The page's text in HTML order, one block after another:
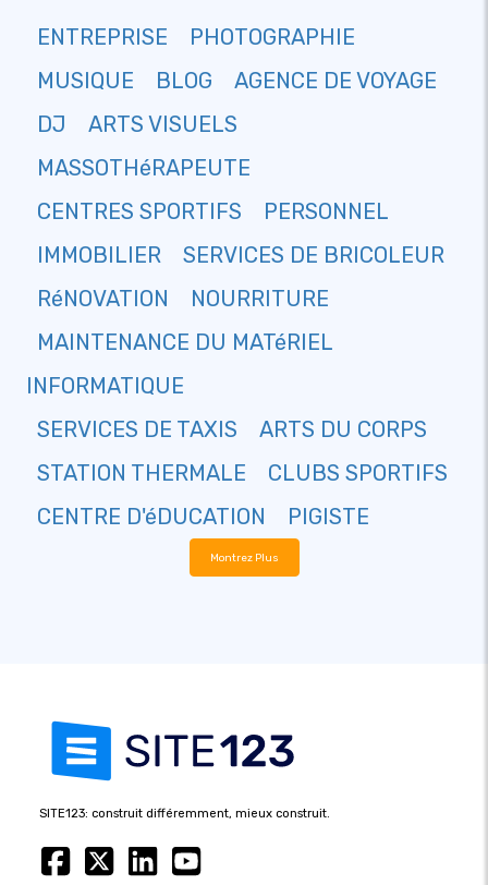
ENTREPRISE
PHOTOGRAPHIE
MUSIQUE
BLOG
AGENCE DE VOYAGE
DJ
ARTS VISUELS
MASSOTHéRAPEUTE
CENTRES SPORTIFS
PERSONNEL
IMMOBILIER
SERVICES DE BRICOLEUR
RéNOVATION
NOURRITURE
MAINTENANCE DU MATéRIEL
INFORMATIQUE
SERVICES DE TAXIS
ARTS DU CORPS
STATION THERMALE
CLUBS SPORTIFS
CENTRE D'éDUCATION
PIGISTE
Montrez Plus
SITE123: construit différemment, mieux construit.